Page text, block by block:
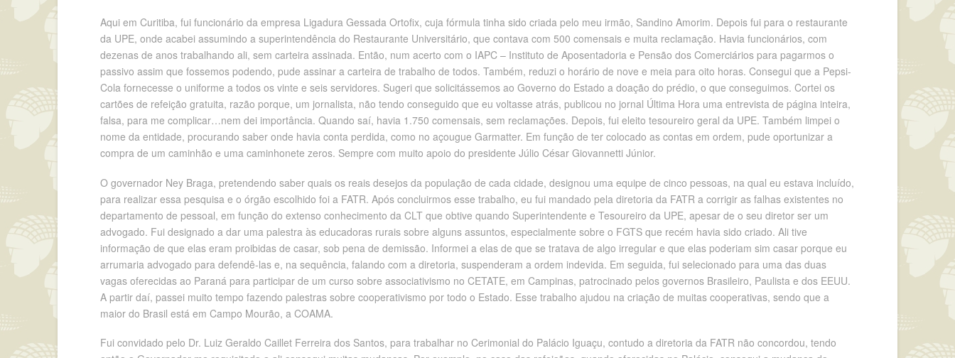
Aqui em Curitiba, fui funcionário da empresa Ligadura Gessada Ortofix, cuja fórmula tinha sido criada pelo meu irmão, Sandino Amorim. Depois fui para o restaurante
da UPE, onde acabei assumindo a superintendência do Restaurante Universitário, que contava com 500 comensais e muita reclamação. Havia funcionários, com
dezenas de anos trabalhando ali, sem carteira assinada. Então, num acerto com o IAPC – Instituto de Aposentadoria e Pensão dos Comerciários para pagarmos o
passivo assim que fossemos podendo, pude assinar a carteira de trabalho de todos. Também, reduzi o horário de nove e meia para oito horas. Consegui que a Pepsi-
Cola fornecesse o uniforme a todos os vinte e seis servidores. Sugeri que solicitássemos ao Governo do Estado a doação do prédio, o que conseguimos. Cortei os
cartões de refeição gratuita, razão porque, um jornalista, não tendo conseguido que eu voltasse atrás, publicou no jornal Última Hora uma entrevista de página inteira,
falsa, para me complicar…nem dei importância. Quando saí, havia 1.750 comensais, sem reclamações. Depois, fui eleito tesoureiro geral da UPE. Também limpei o
nome da entidade, procurando saber onde havia conta perdida, como no açougue Garmatter. Em função de ter colocado as contas em ordem, pude oportunizar a
compra de um caminhão e uma caminhonete zeros. Sempre com muito apoio do presidente Júlio César Giovannetti Júnior.
O governador Ney Braga, pretendendo saber quais os reais desejos da população de cada cidade, designou uma equipe de cinco pessoas, na qual eu estava incluído,
para realizar essa pesquisa e o órgão escolhido foi a FATR. Após concluirmos esse trabalho, eu fui mandado pela diretoria da FATR a corrigir as falhas existentes no
departamento de pessoal, em função do extenso conhecimento da CLT que obtive quando Superintendente e Tesoureiro da UPE, apesar de o seu diretor ser um
advogado. Fui designado a dar uma palestra às educadoras rurais sobre alguns assuntos, especialmente sobre o FGTS que recém havia sido criado. Ali tive
informação de que elas eram proibidas de casar, sob pena de demissão. Informei a elas de que se tratava de algo irregular e que elas poderiam sim casar porque eu
arrumaria advogado para defendê-las e, na sequência, falando com a diretoria, suspenderam a ordem indevida. Em seguida, fui selecionado para uma das duas
vagas oferecidas ao Paraná para participar de um curso sobre associativismo no CETATE, em Campinas, patrocinado pelos governos Brasileiro, Paulista e dos EEUU.
A partir daí, passei muito tempo fazendo palestras sobre cooperativismo por todo o Estado. Esse trabalho ajudou na criação de muitas cooperativas, sendo que a
maior do Brasil está em Campo Mourão, a COAMA.
Fui convidado pelo Dr. Luiz Geraldo Caillet Ferreira dos Santos, para trabalhar no Cerimonial do Palácio Iguaçu, contudo a diretoria da FATR não concordou, tendo